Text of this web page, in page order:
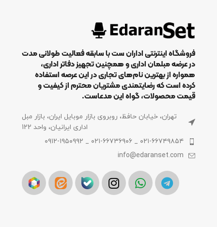
فروشگاه اینترنتی اداران ست با سابقه فعالیت طولانی مدت
در عرضه مبلمان اداری و همچنین تجهیز دفاتر اداری،
همواره از بهترین نام‌های تجاری در این عرصه استفاده
کرده است که رضایتمندی مشتریان محترم از کیفیت و
قیمت محصولات، گواه این مدعاست.
تهران، خیابان حافظ، روبروی بازار موبایل ایران، بازار مبل
اداری ایرانیان، واحد 122
۰۲۱-۶۶۷۴۹۸۵۴ _ ۰۲۱-۶۶۷۳۶۹۰۶ _ ۰۹۱۲-۱۹۵۰۹۹۲
info@edaranset.com